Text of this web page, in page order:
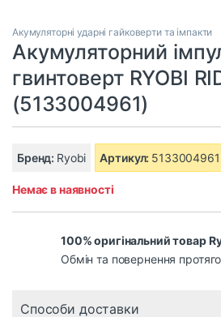
Акумуляторні ударні гайковерти та імпакти
Акумуляторний
гвинтоверт RYOBI
(5133004961)
Бренд: Ryobi Артикул: 5133004961
Немає в наявності
100% оригінальний товар
Обмін та повернення
Способи доставки